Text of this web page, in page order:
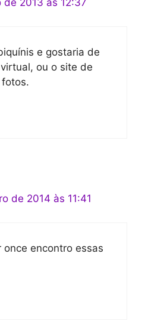
e gostaria de
ou o site de
de 2014 às 11:41
encontro essas